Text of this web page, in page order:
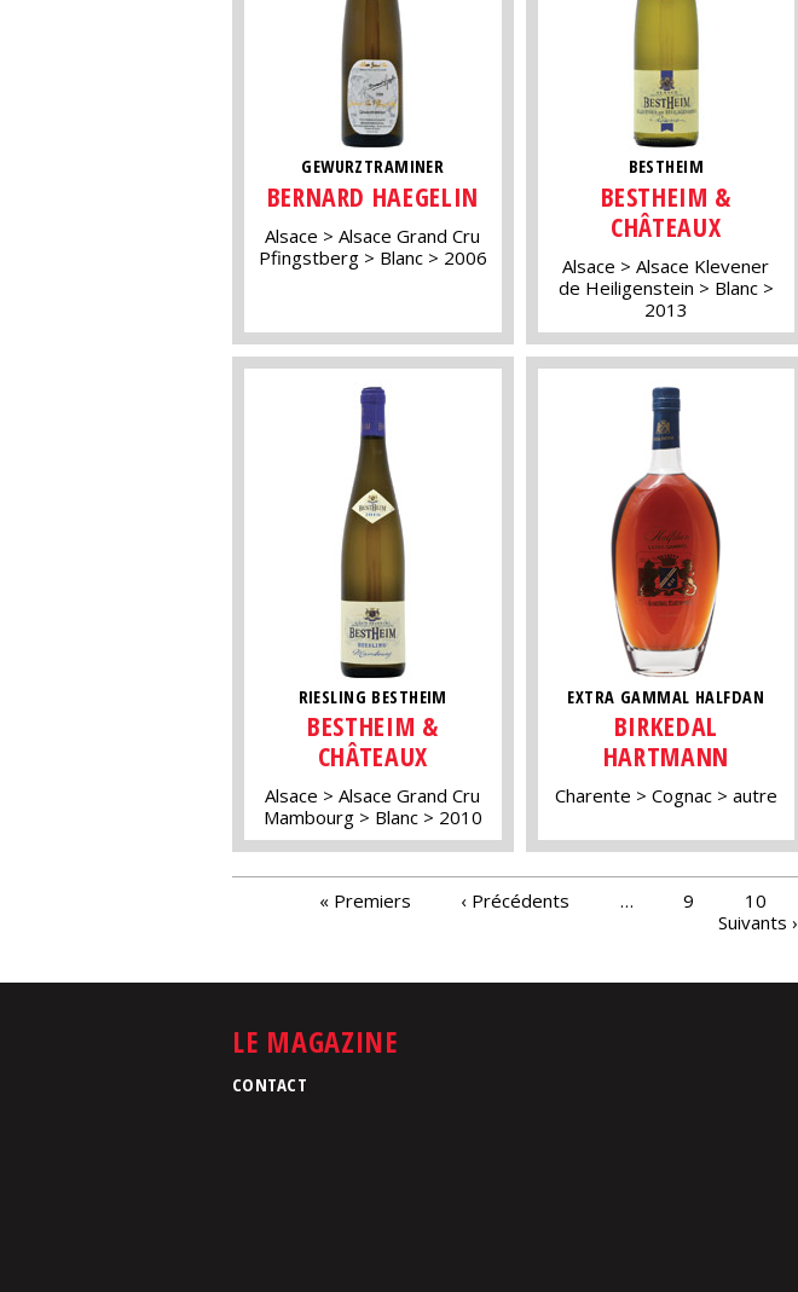
GEWURZTRAMINER
BERNARD HAEGELIN
Alsace
Alsace Grand Cru
Pfingstberg
Blanc 2006
BESTHEIM
BESTHEIM &
CHÂTEAUX
Alsace
Alsace Klevener
de Heiligenstein
Blanc
2013
RIESLING BESTHEIM
BESTHEIM &
CHÂTEAUX
Alsace
Alsace Grand Cru
Mambourg
Blanc 2010
EXTRA GAMMAL HALFDAN
BIRKEDAL
HARTMANN
Charente Cognac autre
« Premiers ‹ Précédents … 9 10
Suivants ›
LE MAGAZINE
CONTACT